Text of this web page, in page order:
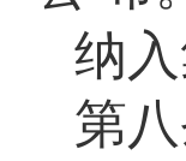
纳
第